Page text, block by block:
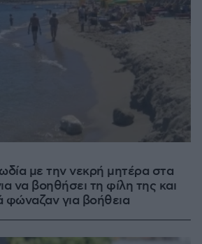
με την νεκρή μητέρα στα
να βοηθήσει τη φίλη της και
φώναζαν για βοήθεια